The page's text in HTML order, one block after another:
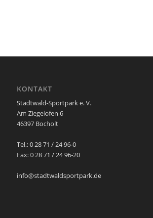
KONTAKT
Stadtwald-Sportpark e. V.
Am Ziegelofen 6
46397 Bocholt
Tel.: 0 28 71 / 24 96-0
Fax: 0 28 71 / 24 96-20
info@stadtwaldsportpark.de